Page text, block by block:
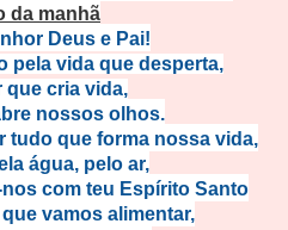
da manhã
Deus e Pai!
pela vida que desperta,
que cria vida,
nossos olhos.
tudo que forma nossa vida,
água, pelo ar,
com teu Espírito Santo
vamos alimentar,